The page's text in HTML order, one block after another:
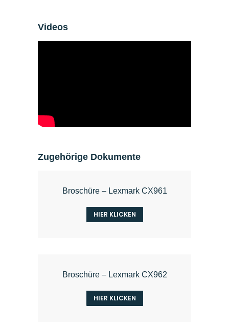
Videos
Zugehörige Dokumente
Broschüre – Lexmark CX961
HIER KLICKEN
Broschüre – Lexmark CX962
HIER KLICKEN